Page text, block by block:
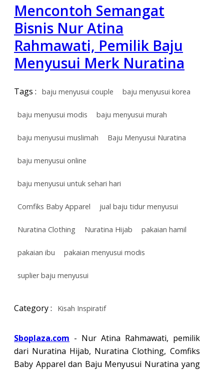
Mencontoh Semangat
Bisnis Nur Atina
Rahmawati, Pemilik Baju
Menyusui Merk Nuratina
Tags : baju menyusui couple baju menyusui korea
baju menyusui modis baju menyusui murah
baju menyusui muslimah Baju Menyusui Nuratina
baju menyusui online
baju menyusui untuk sehari hari
Comfiks Baby Apparel jual baju tidur menyusui
Nuratina Clothing Nuratina Hijab pakaian hamil
pakaian ibu pakaian menyusui modis
suplier baju menyusui
Category : Kisah Inspiratif
Sboplaza.com - Nur Atina Rahmawati, pemilik
dari Nuratina Hijab, Nuratina Clothing, Comfiks
Baby Apparel dan Baju Menyusui Nuratina yang